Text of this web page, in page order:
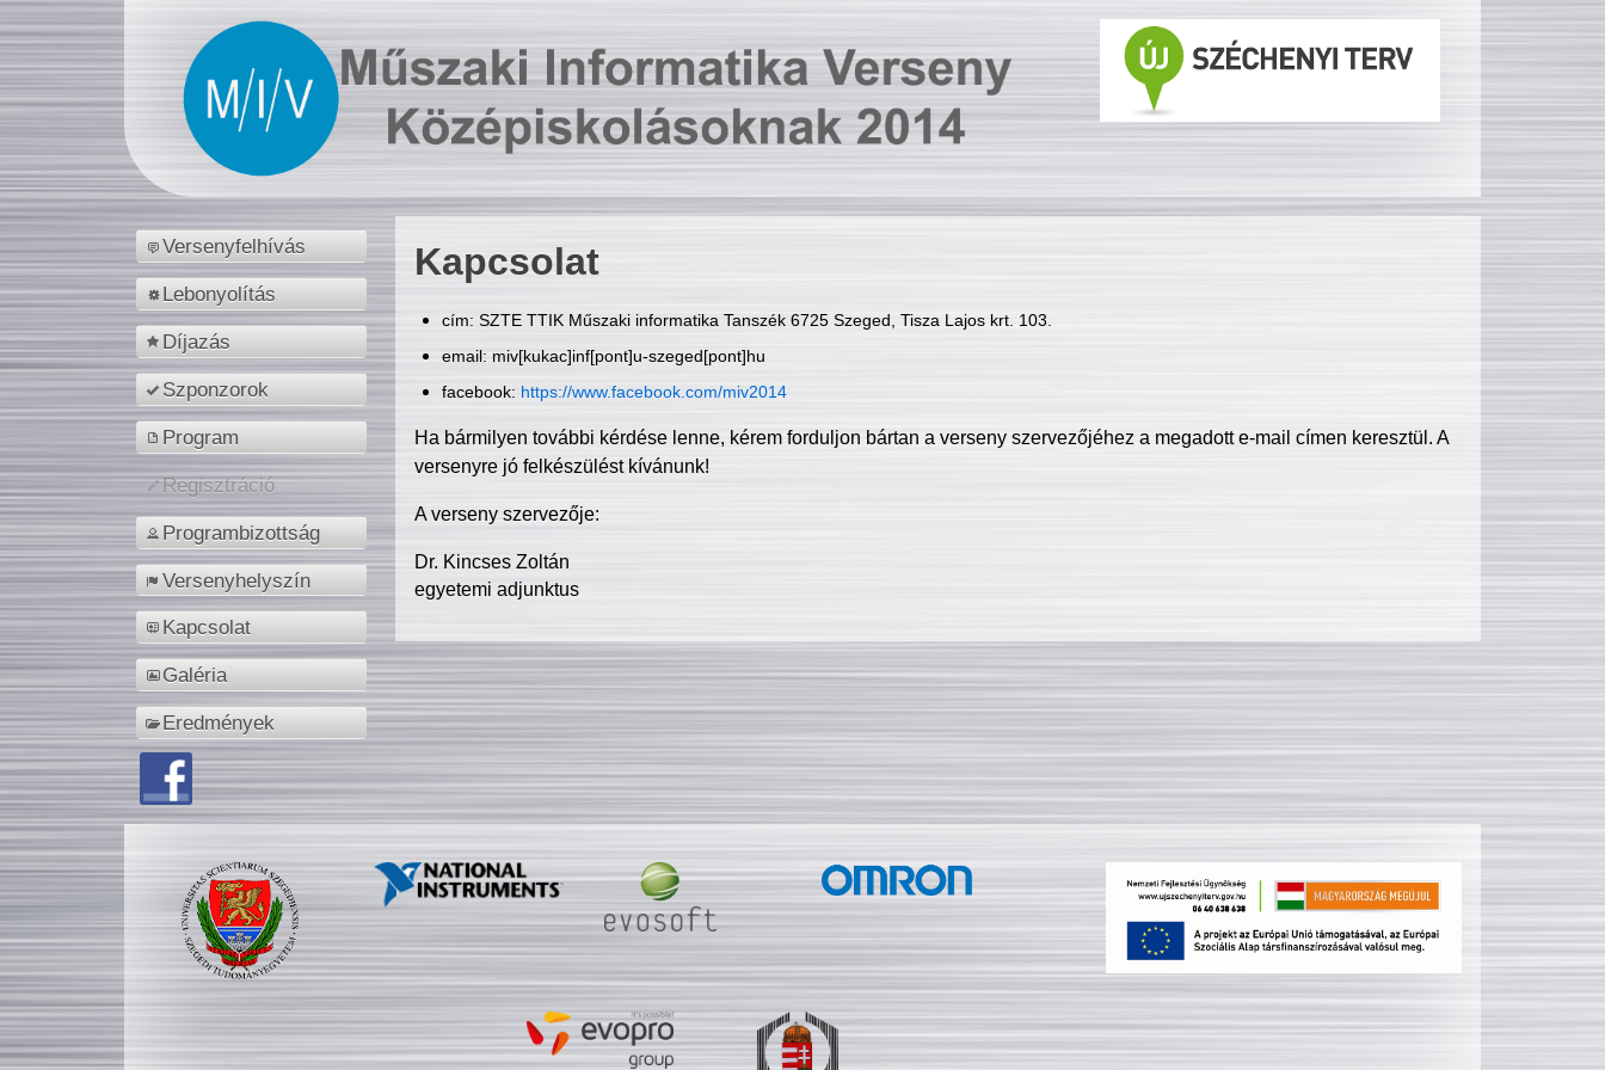
Versenyfelhívás
Lebonyolítás
Díjazás
Szponzorok
Program
Regisztráció
Programbizottság
Versenyhelyszín
Kapcsolat
Galéria
Eredmények
Kapcsolat
cím: SZTE TTIK Műszaki informatika Tanszék 6725 Szeged, Tisza Lajos krt. 103.
email: miv[kukac]inf[pont]u-szeged[pont]hu
facebook: https://www.facebook.com/miv2014
Ha bármilyen további kérdése lenne, kérem forduljon bártan a verseny szervezőjéhez a megadott e-mail címen keresztül. A
versenyre jó felkészülést kívánunk!
A verseny szervezője:
Dr. Kincses Zoltán
egyetemi adjunktus